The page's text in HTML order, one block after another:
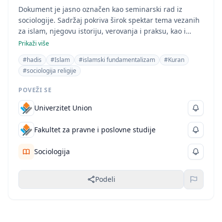
Dokument je jasno označen kao seminarski rad iz
sociologije. Sadržaj pokriva širok spektar tema vezanih
za islam, njegovu istoriju, verovanja i praksu, kao i
sociološke aspekte kao što su različite islamske grupe i
pojava fundamentalizma. Naslov, sadržaj i struktura
rada ukazuju na to da je ovo seminarski rad, a ne
diplomski, master ili naučni rad. Prisutnost literature i
rečnika podržava klasifikaciju kao seminarski rad.
Prikaži više
#hadis
#Islam #islamski fundamentalizam
#Kuran
#sociologija religije
POVEŽI SE
Univerzitet Union
Fakultet za pravne i poslovne studije
Sociologija
Podeli